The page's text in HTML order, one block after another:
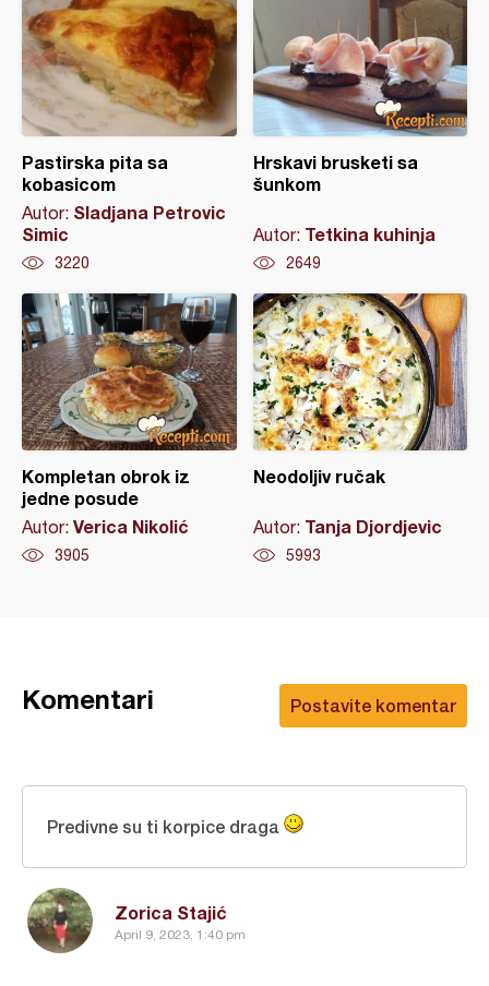
Pastirska pita sa
kobasicom
Autor: Sladjana Petrovic
Simic
3220
Hrskavi brusketi sa
šunkom
Autor: Tetkina kuhinja
2649
Kompletan obrok iz
jedne posude
Autor: Verica Nikolić
3905
Neodoljiv ručak
Autor: Tanja Djordjevic
5993
Postavite komentar
Komentari
Zorica Stajić
April 9, 2023, 1:40 pm
Predivne su ti korpice draga